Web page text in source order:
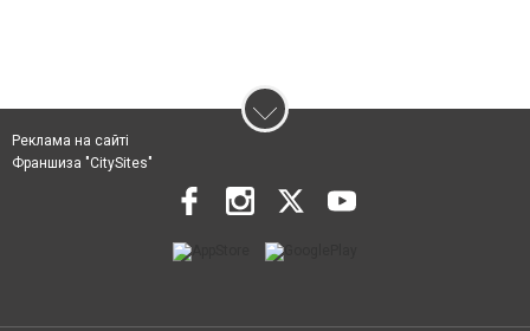
Реклама на сайті
Франшиза "CitySites"